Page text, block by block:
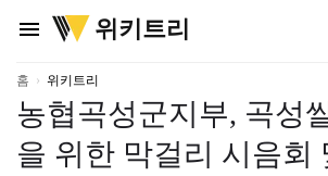
menu
위
키
리
위키트리
홈 위키트리
농협곡성군지부, 곡성
을 위한 막걸리 시음회